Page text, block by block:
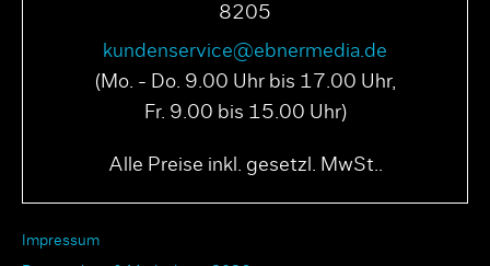
8205
kundenservice@ebnermedia.de
(Mo. - Do. 9.00 Uhr bis 17.00 Uhr,
Fr. 9.00 bis 15.00 Uhr)
Alle Preise inkl. gesetzl. MwSt..
Impressum